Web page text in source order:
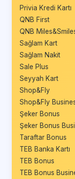
Privia Kredi Kartı
QNB First
QNB
Sağlam Kart
Sağlam Nakit
Sale Plus
Seyyah Kart
Shop&Fly
Shop&Fly
Şeker Bonus
Şeker Bonus
Taraftar Bonus
TEB Banka Kartı
TEB Bonus
TEB Bonus